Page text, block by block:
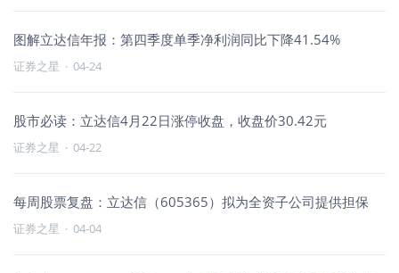
图解立达信年报：第四季度单季净利润同比下降41.54%
证券之星 · 04-24
股市必读：立达信4月22日涨停收盘，收盘价30.42元
证券之星 · 04-22
每周股票复盘：立达信（605365）拟为全资子公司提供担保
证券之星 · 04-04